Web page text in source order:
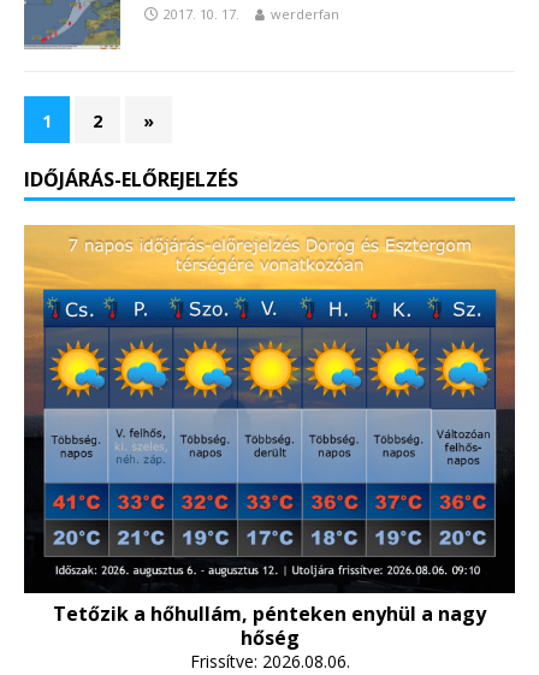
2017. 10. 17. werderfan
1 2 »
IDŐJÁRÁS-ELŐREJELZÉS
Tetőzik a hőhullám, pénteken enyhül a nagy
hőség
Frissítve: 2026.08.06.